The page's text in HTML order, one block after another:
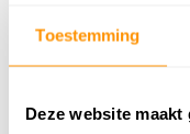
Toestemming
Deze website
Poolhoogte: ca. 10
Materiaal: 80% Wol -
Geschikt voor